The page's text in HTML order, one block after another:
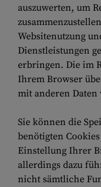
auszuwerten, um
Websitenutzung
Dienstleistungen
erbringen. Die im
Ihrem Browser
mit anderen Daten
Sie können die
benötigten
Einstellung Ihrer
allerdings dazu
nicht sämtliche